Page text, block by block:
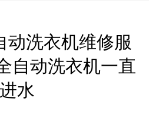
动洗衣机维修服
自动洗衣机一直
进水